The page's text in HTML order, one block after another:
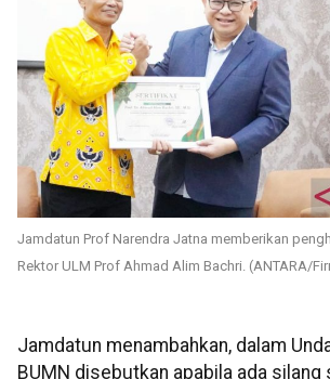
Jamdatun Prof Narendra Jatna memberikan
Rektor ULM Prof Ahmad Alim Bachri. (ANTARA/
Jamdatun menambahkan, dalam
BUMN disebutkan apabila ada silang